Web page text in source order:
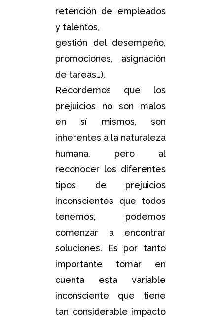
retención de empleados
y talentos,
gestión del desempeño,
promociones, asignación
de tareas…).
Recordemos que los
prejuicios no son malos
en sí mismos, son
inherentes a la naturaleza
humana, pero al
reconocer los diferentes
tipos de prejuicios
inconscientes que todos
tenemos, podemos
comenzar a encontrar
soluciones. Es por tanto
importante tomar en
cuenta esta variable
inconsciente que tiene
tan considerable impacto